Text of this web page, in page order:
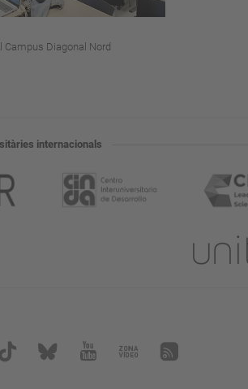
Campus Diagonal Nord
internacionals